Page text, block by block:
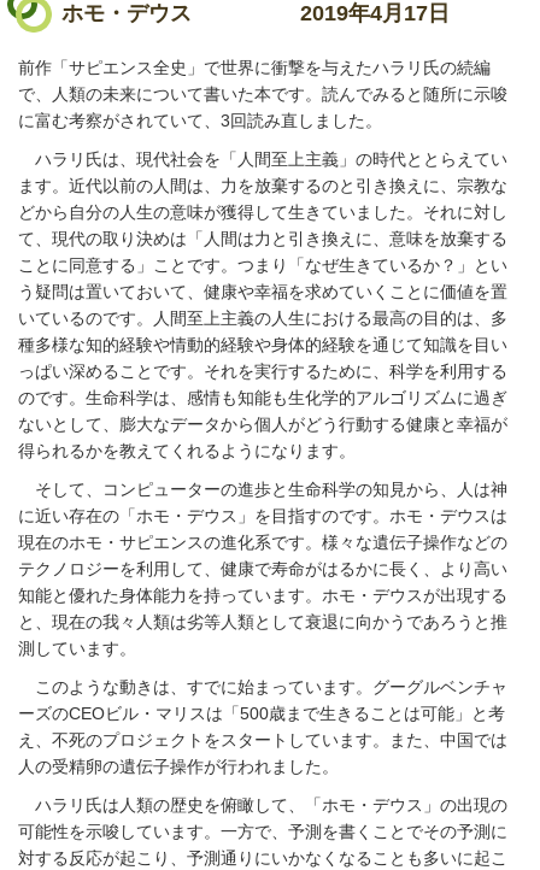
ホモ・デウス 2019年4月17日
前作「サピエンス全史」で世界に衝撃を与えたハラリ氏の続編
で、人類の未来について書いた本です。読んでみると随所に示唆
に富む考察がされていて、3回読み直しました。
ハラリ氏は、現代社会を「人間至上主義」の時代ととらえてい
ます。近代以前の人間は、力を放棄するのと引き換えに、宗教な
どから自分の人生の意味が獲得して生きていました。それに対し
て、現代の取り決めは「人間は力と引き換えに、意味を放棄する
ことに同意する」ことです。つまり「なぜ生きているか？」とい
う疑問は置いておいて、健康や幸福を求めていくことに価値を置
いているのです。人間至上主義の人生における最高の目的は、多
種多様な知的経験や情動的経験や身体的経験を通じて知識を目い
っぱい深めることです。それを実行するために、科学を利用する
のです。 生命科学は、感情も知能も生化学的アルゴリズムに過ぎ
ないとして、膨大なデータから個人がどう行動する健康と幸福が
得られるかを教えてくれるようになります。
そして、コンピューターの進歩と生命科学の知見から、人は神
に近い存在の「ホモ・デウス」を目指すのです。ホモ・デウスは
現在のホモ・サピエンスの進化系です。様々な遺伝子操作などの
テクノロジーを利用して、健康で寿命がはるかに長く、より高い
知能と優れた身体能力を持っています。ホモ・デウスが出現する
と、現在の我々人類は劣等人類として衰退に向かうであろうと推
測しています。
このような動きは、すでに始まっています。グーグルベンチャ
ーズのCEOビル・マリスは「500歳まで生きることは可能」と考
え、不死のプロジェクトをスタートしています。また、中国では
人の受精卵の遺伝子操作が行われました。
ハラリ氏は人類の歴史を俯瞰して、「ホモ・デウス」の出現の
可能性を示唆しています。一方で、予測を書くことでその予測に
対する反応が起こり、予測通りにいかなくなることも多いに起こ